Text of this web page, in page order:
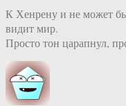
К Хенрену и не может
видит мир.
Просто тон царапнул,